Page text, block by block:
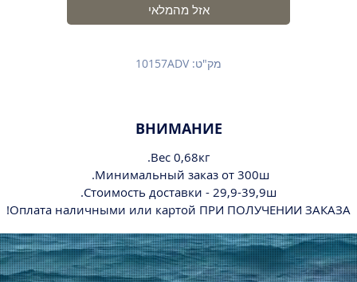
אזל מהמלאי
מק"ט: 10157ADV
ВНИМАНИЕ
Вес 0,68кг.
Минимальный заказ от 300ш.
Стоимость доставки - 29,9-39,9ш.
Оплата наличными или картой ПРИ ПОЛУЧЕНИИ ЗАКАЗА!